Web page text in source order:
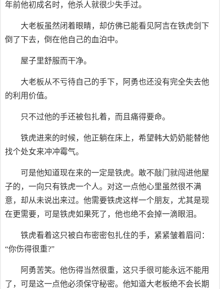
年前他初成名时，他杀人就很少失手过。
大老板虽然闭着眼睛，却仿佛已能看见阿吉在铁虎剑下
倒了下去，倒在他自己的血泊中。
屋子里舒服而干净。
大老板从不亏待自己的手下，阿勇也还没有完全失去他
的利用价值。
只不过他的手还被包扎着，而且痛得要命。
铁虎进来的时候，他正躺在床上，希望韩大奶奶能替他
找个处女来冲冲霉气。
可是他知道现在来的一定是铁虎。敢不敲门就闯进他屋
子的，一向只有铁虎一个人。对这一点他心里虽然很不满
意，却从未说出来过。他需要铁虎这样一个朋友，尤其是现
在更需要，可是铁虎如果死了，他也绝不会掉一滴眼泪。
铁虎看着这只被白布密密包扎住的手，紧紧皱着眉问：
“你伤得很重?”
阿勇苦笑。他伤得当然很重，这只手很可能永远不能用
了，可是这一点他必须保守秘密。他知道大老板绝不会长期